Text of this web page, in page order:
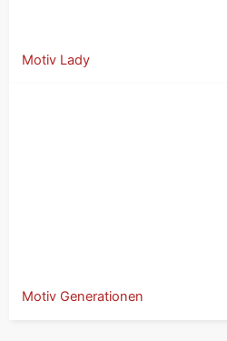
Motiv Lady
Motiv Generationen